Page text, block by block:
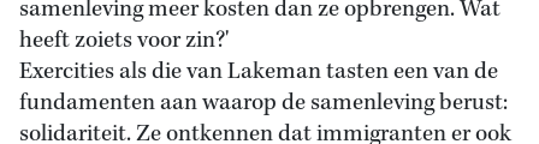
samenleving meer kosten dan ze opbrengen. Wat
heeft zoiets voor zin?'
Exercities als die van Lakeman tasten een van de
fundamenten aan waarop de samenleving berust:
solidariteit. Ze ontkennen dat immigranten er ook